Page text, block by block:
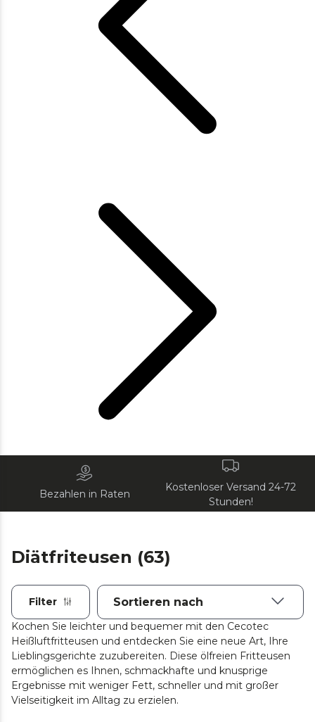
Bezahlen in Raten
Kostenloser Versand 24-72
Stunden!
Diätfriteusen (63)
Filter
Kochen Sie leichter und bequemer mit den Cecotec
Heißluftfritteusen und entdecken Sie eine neue Art, Ihre
Lieblingsgerichte zuzubereiten. Diese ölfreien Fritteusen
ermöglichen es Ihnen, schmackhafte und knusprige
Ergebnisse mit weniger Fett, schneller und mit großer
Vielseitigkeit im Alltag zu erzielen.